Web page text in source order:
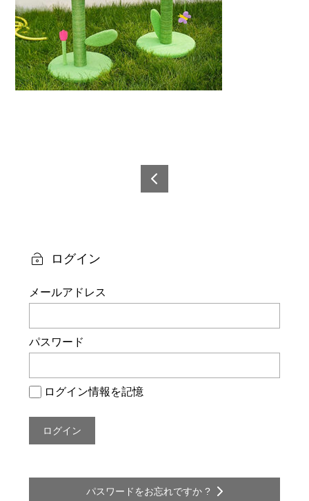
ー
シ
ョ
ン
ログイン
メールアドレス
パスワード
ログイン情報を記憶
パスワードをお忘れですか ?